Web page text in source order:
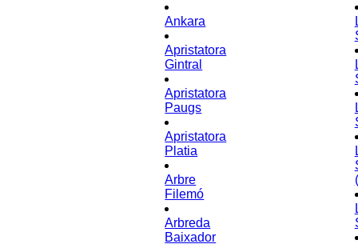
Ankara
Apristatora
Gintral
Apristatora
Paugs
Apristatora
Platia
Arbre
Filemó
Arbreda
Baixador